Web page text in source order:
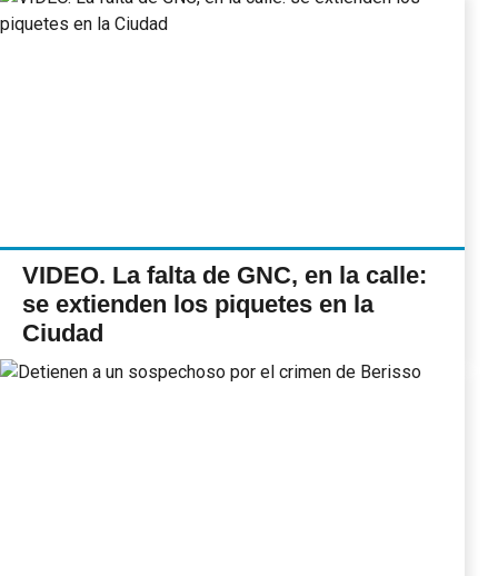
VIDEO. La falta de GNC, en la calle:
se extienden los piquetes en la
Ciudad